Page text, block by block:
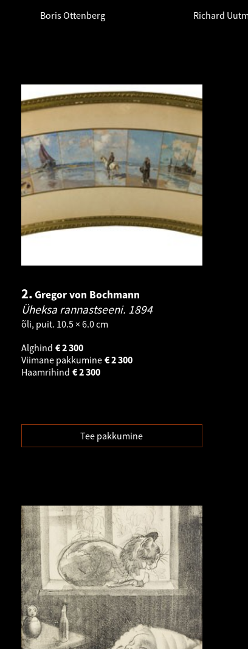
Boris Ottenberg
Richard
2.Gregor von Bochmann
Üheksa rannastseeni. 1894
õli, puit. 10.5 × 6.0 cm
Alghind
2 300
€
Viimane pakkumine
2 300
€
Haamrihind
2 300
€
Tee pakkumine